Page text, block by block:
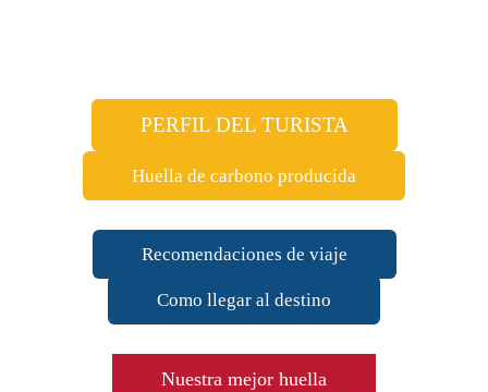
PERFIL DEL TURISTA
Huella de carbono producida
Recomendaciones de viaje
Como llegar al destino
Nuestra mejor huella